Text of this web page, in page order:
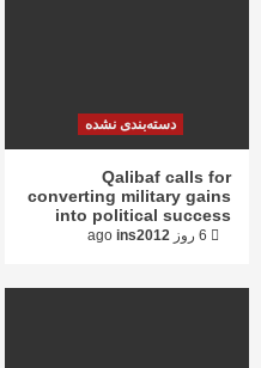
دسته‌بندی نشده
Qalibaf calls for
converting military gains
into political success
ins2012